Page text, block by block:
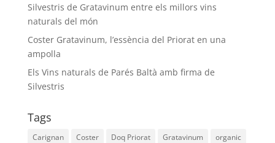
Silvestris de Gratavinum entre els millors vins
naturals del món
Coster Gratavinum, l’essència del Priorat en una
ampolla
Els Vins naturals de Parés Baltà amb firma de
Silvestris
Tags
Carignan Coster Doq Priorat Gratavinum
organic